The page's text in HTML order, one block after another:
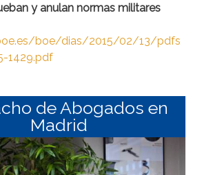
y anulan normas militares
boe/dias/2015/02/13/pdfs
1429.pdf
de Abogados en
Madrid